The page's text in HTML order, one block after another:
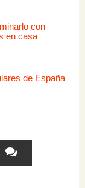
con
en casa
de España